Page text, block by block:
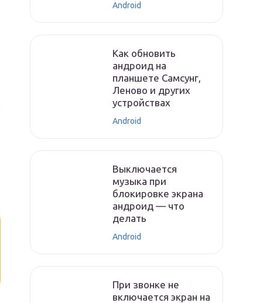
Android
Как обновить
андроид на
планшете Самсунг,
Леново и других
устройствах
Android
Выключается
музыка при
блокировке экрана
андроид — что
делать
Android
При звонке не
включается экран на